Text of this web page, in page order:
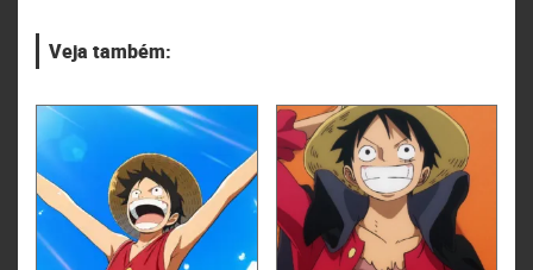
Veja também: